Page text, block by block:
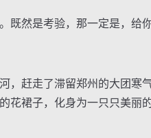
然是考验，那一定是，给你
赶走了滞留郑州的大团寒气
花裙子，化身为一只只美丽